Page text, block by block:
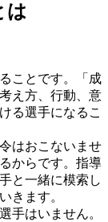
は
ことです。「成
え方、行動、意
る選手になるこ
はおこないませ
からです。指導
と一緒に模索し
きます。
手はいません。